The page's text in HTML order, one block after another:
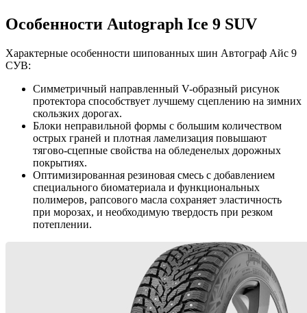
Особенности Autograph Ice 9 SUV
Характерные особенности шипованных шин Автограф Айс 9
СУВ:
Симметричный направленный V-образный рисунок
протектора способствует лучшему сцеплению на зимних
скользких дорогах.
Блоки неправильной формы с большим количеством
острых граней и плотная ламелизация повышают
тягово-сцепные свойства на обледенелых дорожных
покрытиях.
Оптимизированная резиновая смесь с добавлением
специального биоматериала и функциональных
полимеров, рапсового масла сохраняет эластичность
при морозах, и необходимую твердость при резком
потеплении.